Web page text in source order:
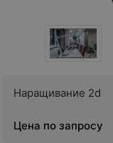
Наращивание 2d
Цена по запросу